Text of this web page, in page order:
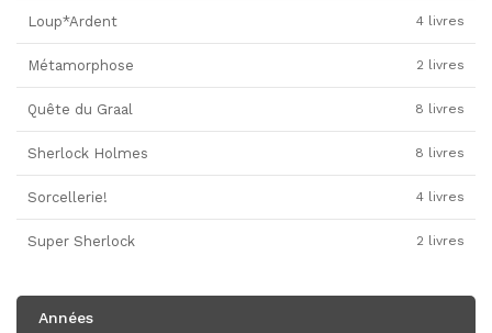
Loup*Ardent 4 livres
Métamorphose 2 livres
Quête du Graal 8 livres
Sherlock Holmes 8 livres
Sorcellerie! 4 livres
Super Sherlock 2 livres
Années